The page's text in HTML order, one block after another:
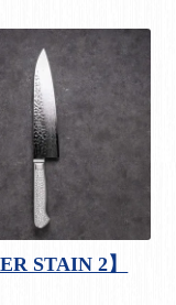
STAIN 2】